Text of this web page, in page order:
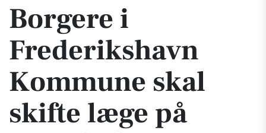
Borgere i
Frederikshavn
Kommune skal
skifte læge på